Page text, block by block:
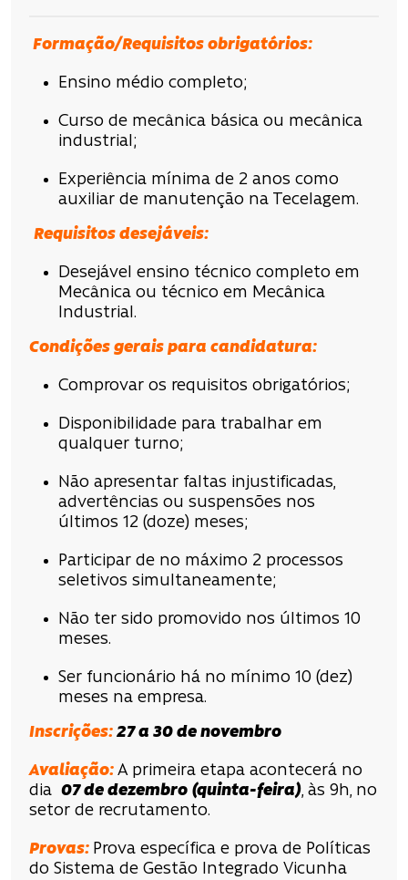
Formação/Requisitos obrigatórios:
Ensino médio completo;
Curso de mecânica básica ou mecânica
industrial;
Experiência mínima de 2 anos como
auxiliar de manutenção na Tecelagem.
Requisitos desejáveis:
Desejável ensino técnico completo em
Mecânica ou técnico em Mecânica
Industrial.
Condições gerais para candidatura:
Comprovar os requisitos obrigatórios;
Disponibilidade para trabalhar em
qualquer turno;
Não apresentar faltas injustificadas,
advertências ou suspensões nos
últimos 12 (doze) meses;
Participar de no máximo 2 processos
seletivos simultaneamente;
Não ter sido promovido nos últimos 10
meses.
Ser funcionário há no mínimo 10 (dez)
meses na empresa.
Inscrições: 27 a 30 de novembro
Avaliação: A primeira etapa acontecerá no
dia 07 de dezembro (quinta-feira), às 9h, no
setor de recrutamento.
Provas: Prova específica e prova de Políticas
do Sistema de Gestão Integrado Vicunha